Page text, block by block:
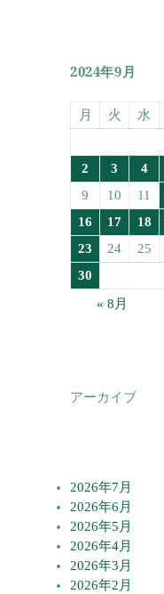
2024年9月
月 火 水
2
3 4
9
10 11
16
17 18
23
24 25
30
« 8月
アーカイブ
2026年7月
2026年6月
2026年5月
2026年4月
2026年3月
2026年2月